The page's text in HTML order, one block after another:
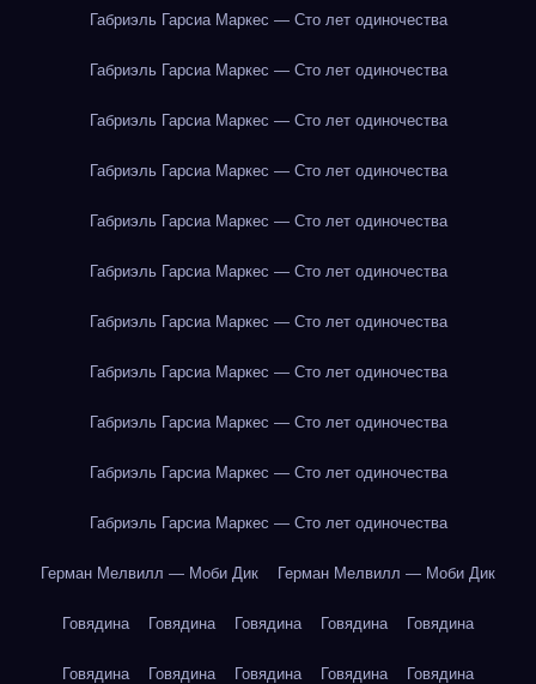
Габриэль Гарсиа Маркес — Сто лет одиночества
Габриэль Гарсиа Маркес — Сто лет одиночества
Габриэль Гарсиа Маркес — Сто лет одиночества
Габриэль Гарсиа Маркес — Сто лет одиночества
Габриэль Гарсиа Маркес — Сто лет одиночества
Габриэль Гарсиа Маркес — Сто лет одиночества
Габриэль Гарсиа Маркес — Сто лет одиночества
Габриэль Гарсиа Маркес — Сто лет одиночества
Габриэль Гарсиа Маркес — Сто лет одиночества
Габриэль Гарсиа Маркес — Сто лет одиночества
Габриэль Гарсиа Маркес — Сто лет одиночества
Герман Мелвилл — Моби Дик Герман Мелвилл — Моби Дик
Говядина Говядина Говядина Говядина Говядина
Говядина Говядина Говядина Говядина Говядина